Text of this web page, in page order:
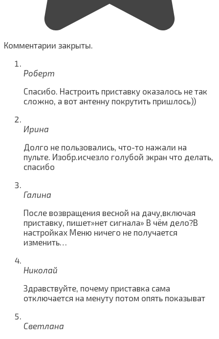
Комментарии закрыты.
Роберт
Спасибо. Настроить приставку оказалось не так
сложно, а вот антенну покрутить пришлось))
Ирина
Долго не пользовались, что-то нажали на
пульте. Изобр.исчезло голубой экран что делать,
спасибо
Галина
После возвращения весной на дачу,включая
приставку, пишет»нет сигнала» В чём дело?В
настройках Меню ничего не получается
изменить…
Николай
Здравствуйте, почему приставка сама
отключается на менуту потом опять показыват
Светлана